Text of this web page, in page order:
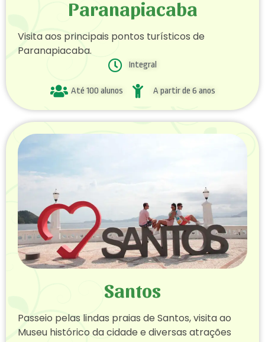
Paranapiacaba
Visita aos principais pontos turísticos de
Paranapiacaba.
Integral
Até 100 alunos A partir de 6 anos
Santos
Passeio pelas lindas praias de Santos, visita ao
Museu histórico da cidade e diversas atrações